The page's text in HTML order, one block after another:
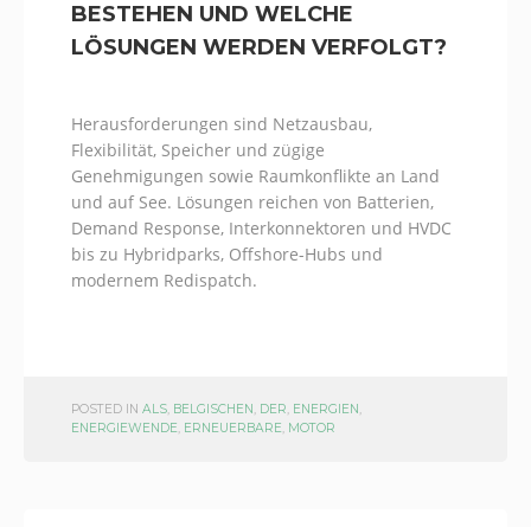
BESTEHEN UND WELCHE
LÖSUNGEN WERDEN VERFOLGT?
Herausforderungen sind Netzausbau,
Flexibilität, Speicher und zügige
Genehmigungen sowie Raumkonflikte an Land
und auf See. Lösungen reichen von Batterien,
Demand Response, Interkonnektoren und HVDC
bis zu Hybridparks, Offshore-Hubs und
modernem Redispatch.
POSTED IN ALS, BELGISCHEN, DER, ENERGIEN,
ENERGIEWENDE, ERNEUERBARE, MOTOR